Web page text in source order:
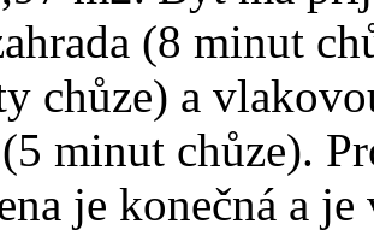
(8 minut
chůze) a
(5 minut chůze).
je konečná a je